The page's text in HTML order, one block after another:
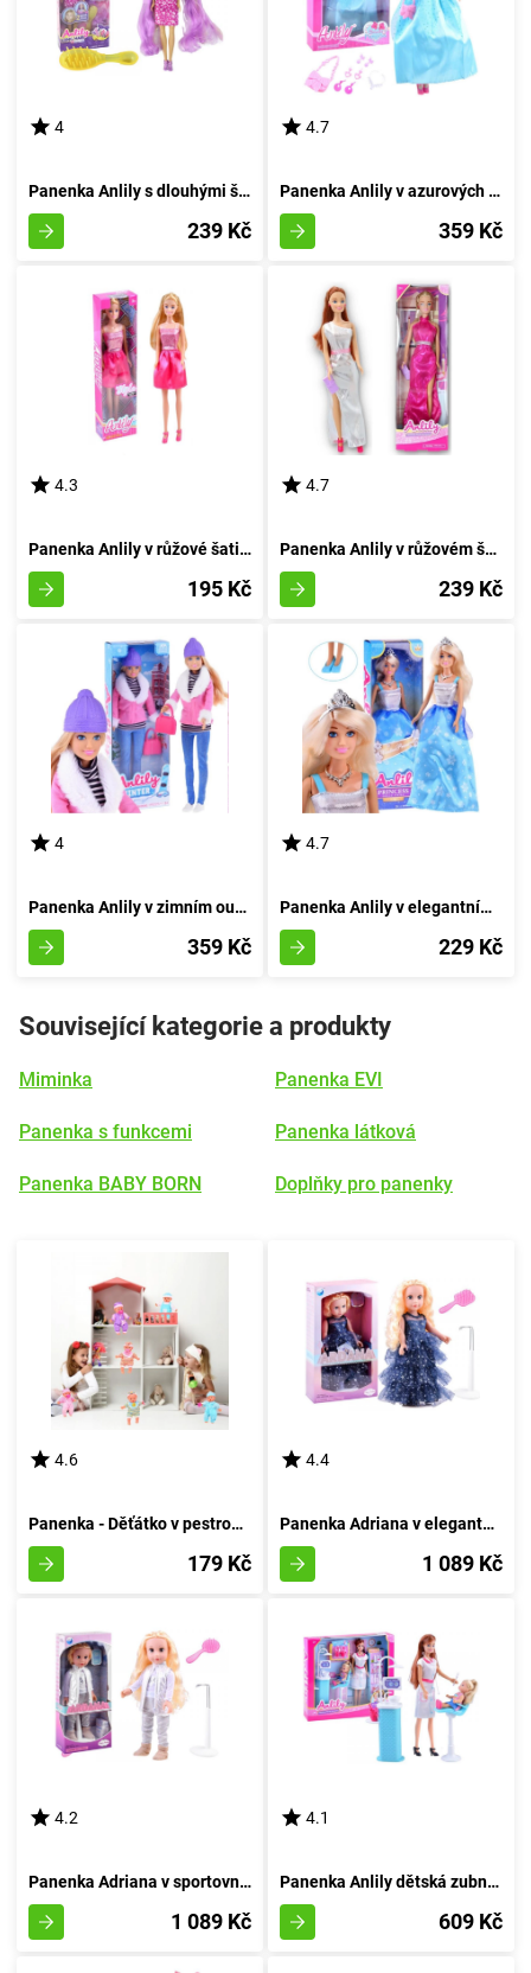
4
Panenka Anlily s dlouhými švestkovými vlákny
239 Kč
4.7
Panenka Anlily v azurových večerních šatech
359 Kč
4.3
Panenka Anlily v růžové šatičce
195 Kč
4.7
Panenka Anlily v růžovém šatě s květinovými zdobeními
239 Kč
4
Panenka Anlily v zimním outfitu
359 Kč
4.7
Panenka Anlily v elegantním oděvu a koruně
229 Kč
Související kategorie a produkty
Miminka
Panenka s funkcemi
Panenka BABY BORN
Panenka EVI
Panenka látková
Doplňky pro panenky
4.6
Panenka - Děťátko v pestrobarevných pantoflích s dudlíkem
179 Kč
4.4
Panenka Adriana v elegantní róbě
1 089 Kč
4.2
Panenka Adriana v sportovním outfitu
1 089 Kč
4.1
Panenka Anlily dětská zubní lékařka
609 Kč